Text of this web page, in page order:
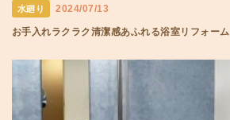
水廻り 2024/07/13
お手入れラクラク清潔感あふれる浴室リフォーム